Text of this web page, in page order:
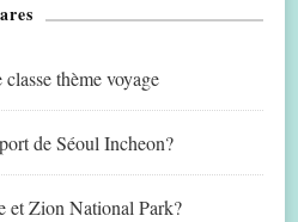
thème voyage
de Séoul Incheon?
et Zion National Park?